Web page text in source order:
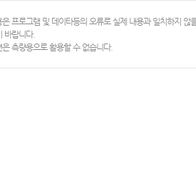
은 프로그램 및 데이타등의 오류로 실제 내용과 일치하지
바랍니다.
은 측량용으로 활용할 수 없습니다.